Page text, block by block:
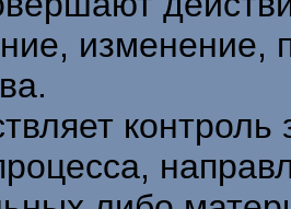
изменение,